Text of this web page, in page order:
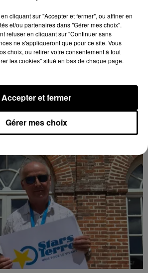
pyromane interpellé grâce
d'une dizaine de feux de
bois ont été déclenchés dans le
les-Côteaux, Montoire et Lunay.
cliquant sur "Accepter et fermer", ou affiner en
et/ou partenaires dans "Gérer mes choix".
refuser en cliquant sur "Continuer sans
ne s'appliqueront que pour ce site. Vous
choix, ou retirer votre consentement à tout
les cookies" situé en bas de chaque page.
Gérer mes choix
Accepter et fermer